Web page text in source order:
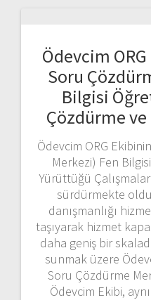
Ödevcim
Soru
Bilgisi
Çözdürme ve
Ödevcim ORG
Merkezi) Fen
Yürüttüğü
sürdürmekte
danışmanlığı
taşıyarak hizmet
daha geniş bir
sunmak üzere
Soru Çözdürme
Ödevcim Ekibi,